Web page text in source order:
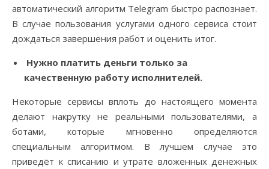
автоматический алгоритм Telegram быстро распознает.
В случае пользования услугами одного сервиса стоит
дождаться завершения работ и оценить итог.
Нужно платить деньги только за
качественную работу исполнителей.
Некоторые сервисы вплоть до настоящего момента
делают накрутку не реальными пользователями, а
ботами, которые мгновенно определяются
специальным алгоритмом. В лучшем случае это
приведёт к списанию и утрате вложенных денежных